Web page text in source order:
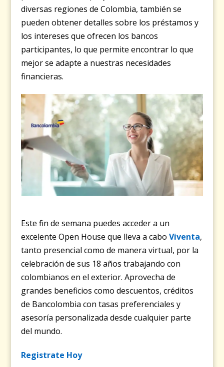
diversas regiones de Colombia, también se
pueden obtener detalles sobre los préstamos y
los intereses que ofrecen los bancos
participantes, lo que permite encontrar lo que
mejor se adapte a nuestras necesidades
financieras.
Este fin de semana puedes acceder a un
excelente Open House que lleva a caboViventa,
tanto presencial como de manera virtual, por la
celebración de sus 18 años trabajando con
colombianos en el exterior. Aprovecha de
grandes beneficios como descuentos, créditos
de Bancolombia con tasas preferenciales y
asesoría personalizada desde cualquier parte
del mundo.
Registrate Hoy